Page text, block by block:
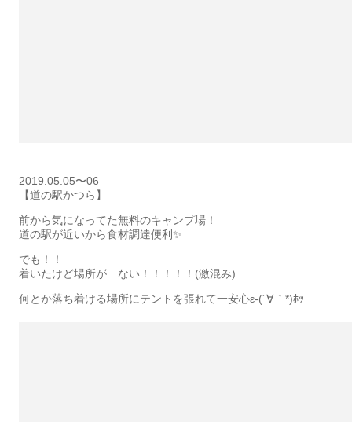
2019.05.05〜06
【道の駅かつら】
前から気になってた無料のキャンプ場！
道の駅が近いから食材調達便利✨
でも！！
着いたけど場所が…ない！！！！！(激混み)
何とか落ち着ける場所にテントを張れて一安心ε-(´∀｀*)ﾎｯ